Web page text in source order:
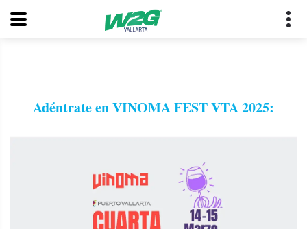
Adéntrate en VINOMA FEST VTA 2025: